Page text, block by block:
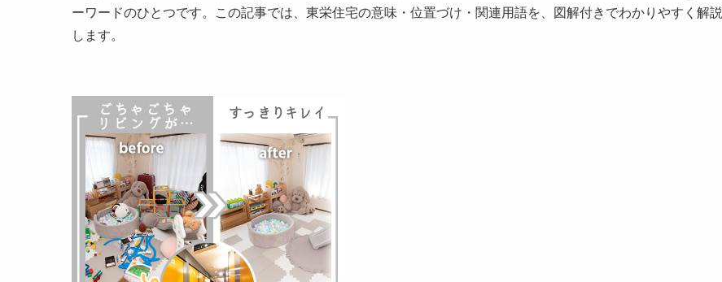
ーワードのひとつです。この記事では、東栄住宅の意味・位置づけ・関連用語を、図解付きでわかりやすく解説
します。